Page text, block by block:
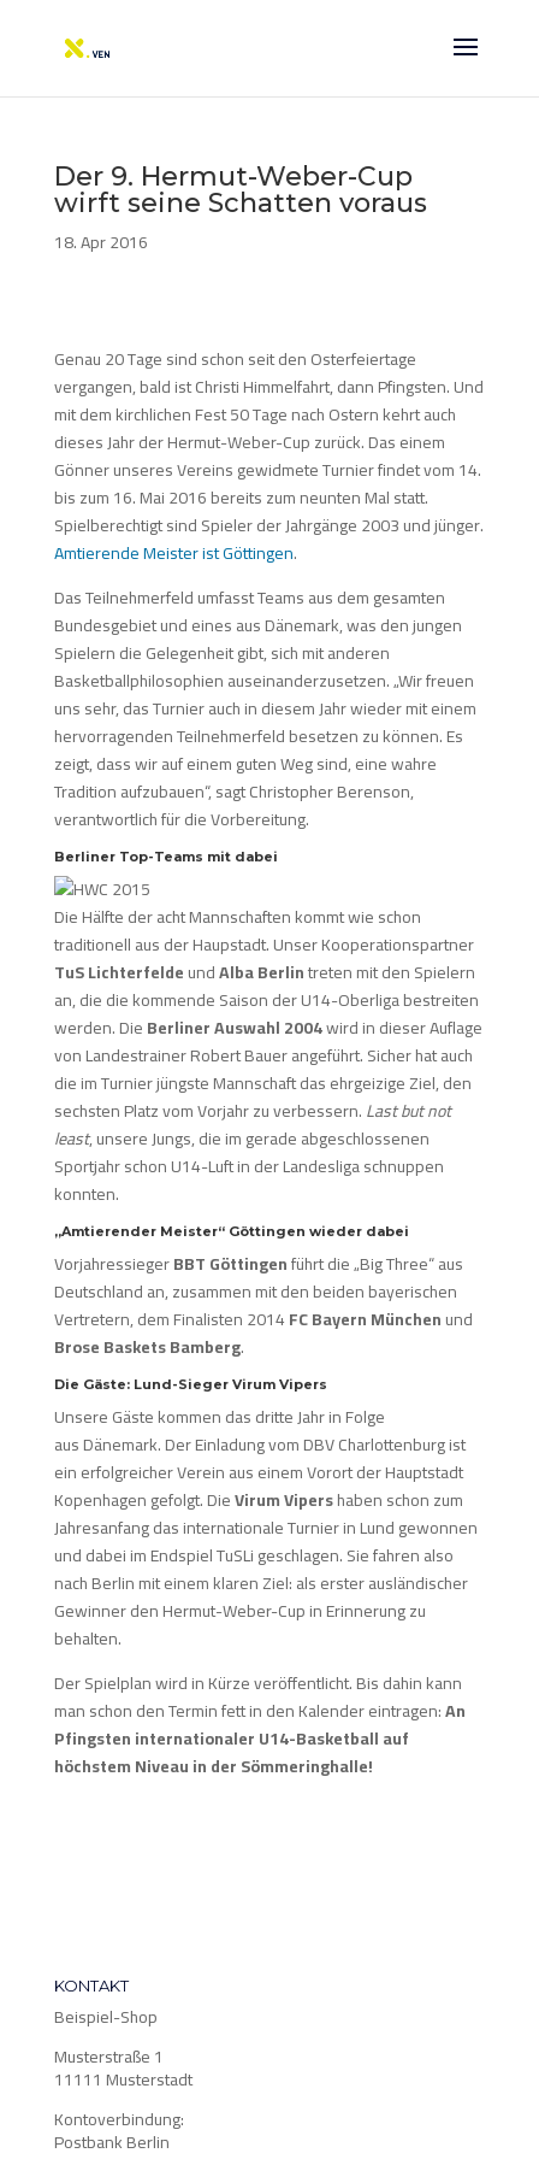
Der 9. Hermut-Weber-Cup
wirft seine Schatten voraus
18. Apr 2016
Genau 20 Tage sind schon seit den Osterfeiertage
vergangen, bald ist Christi Himmelfahrt, dann Pfingsten. Und
mit dem kirchlichen Fest 50 Tage nach Ostern kehrt auch
dieses Jahr der Hermut-Weber-Cup zurück. Das einem
Gönner unseres Vereins gewidmete Turnier findet vom 14.
bis zum 16. Mai 2016 bereits zum neunten Mal statt.
Spielberechtigt sind Spieler der Jahrgänge 2003 und jünger.
Amtierende Meister ist Göttingen.
Das Teilnehmerfeld umfasst Teams aus dem gesamten
Bundesgebiet und eines aus Dänemark, was den jungen
Spielern die Gelegenheit gibt, sich mit anderen
Basketballphilosophien auseinanderzusetzen. „Wir freuen
uns sehr, das Turnier auch in diesem Jahr wieder mit einem
hervorragenden Teilnehmerfeld besetzen zu können. Es
zeigt, dass wir auf einem guten Weg sind, eine wahre
Tradition aufzubauen“, sagt Christopher Berenson,
verantwortlich für die Vorbereitung.
Berliner Top-Teams mit dabei
Die Hälfte der acht Mannschaften kommt wie schon
traditionell aus der Haupstadt. Unser Kooperationspartner
TuS LichterfeldeundAlba Berlintreten mit den Spielern
an, die die kommende Saison der U14-Oberliga bestreiten
werden. DieBerliner Auswahl 2004wird in dieser Auflage
von Landestrainer Robert Bauer angeführt. Sicher hat auch
die im Turnier jüngste Mannschaft das ehrgeizige Ziel, den
sechsten Platz vom Vorjahr zu verbessern.Last but not
least, unsere Jungs, die im gerade abgeschlossenen
Sportjahr schon U14-Luft in der Landesliga schnuppen
konnten.
„Amtierender Meister“ Göttingen wieder dabei
VorjahressiegerBBT Göttingenführt die „Big Three“ aus
Deutschland an, zusammen mit den beiden bayerischen
Vertretern, dem Finalisten 2014FC Bayern Münchenund
Brose Baskets Bamberg.
Die Gäste: Lund-Sieger Virum Vipers
Unsere Gäste kommen das dritte Jahr in Folge
aus Dänemark. Der Einladung vom DBV Charlottenburg ist
ein erfolgreicher Verein aus einem Vorort der Hauptstadt
Kopenhagen gefolgt. DieVirum Vipershaben schon zum
Jahresanfang das internationale Turnier in Lund gewonnen
und dabei im Endspiel TuSLi geschlagen. Sie fahren also
nach Berlin mit einem klaren Ziel: als erster ausländischer
Gewinner den Hermut-Weber-Cup in Erinnerung zu
behalten.
Der Spielplan wird in Kürze veröffentlicht. Bis dahin kann
man schon den Termin fett in den Kalender eintragen:An
Pfingsten internationaler U14-Basketball auf
höchstem Niveau in der Sömmeringhalle!
KONTAKT
Beispiel-Shop
Musterstraße 1
11111 Musterstadt
Kontoverbindung:
Postbank Berlin